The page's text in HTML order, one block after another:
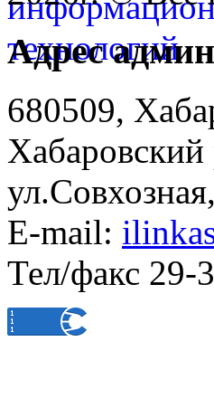
Адрес
680509,
E-mail:
Тел/факс 29-